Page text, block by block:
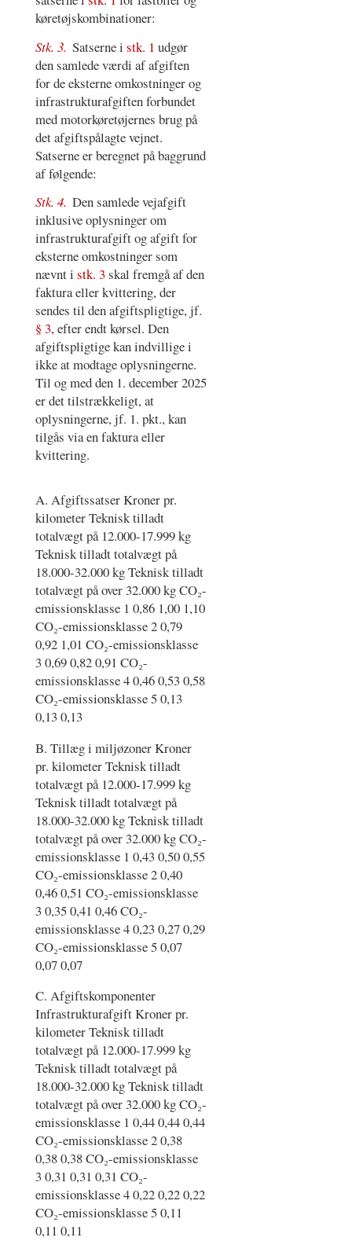
køretøjskombinationer:
Stk. 3. Satserne istk. 1 udgør
den samlede værdi af afgiften
for de eksterne omkostninger og
infrastrukturafgiften forbundet
med motorkøretøjernes brug på
det afgiftspålagte vejnet.
Satserne er beregnet på baggrund
af følgende:
Stk. 4. Den samlede vejafgift
inklusive oplysninger om
infrastrukturafgift og afgift for
eksterne omkostninger som
nævnt i stk. 3skal fremgå af den
faktura eller kvittering, der
sendes til den afgiftspligtige, jf.
§ 3, efter endt kørsel. Den
afgiftspligtige kan indvillige i
ikke at modtage oplysningerne.
Til og med den 1. december 2025
er det tilstrækkeligt, at
oplysningerne, jf. 1. pkt., kan
tilgås via en faktura eller
kvittering.
A. Afgiftssatser Kroner pr.
kilometer Teknisk tilladt
totalvægt på 12.000-17.999 kg
Teknisk tilladt totalvægt på
18.000-32.000 kg Teknisk tilladt
totalvægt på over 32.000 kg CO₂-
emissionsklasse 1 0,86 1,00 1,10
CO₂-emissionsklasse 2 0,79
0,92 1,01 CO₂-emissionsklasse
3 0,69 0,82 0,91 CO₂-
emissionsklasse 4 0,46 0,53 0,58
CO₂-emissionsklasse 5 0,13
0,13 0,13
B. Tillæg i miljøzoner Kroner
pr. kilometer Teknisk tilladt
totalvægt på 12.000-17.999 kg
Teknisk tilladt totalvægt på
18.000-32.000 kg Teknisk tilladt
totalvægt på over 32.000 kg CO₂-
emissionsklasse 1 0,43 0,50 0,55
CO₂-emissionsklasse 2 0,40
0,46 0,51 CO₂-emissionsklasse
3 0,35 0,41 0,46 CO₂-
emissionsklasse 4 0,23 0,27 0,29
CO₂-emissionsklasse 5 0,07
0,07 0,07
C. Afgiftskomponenter
Infrastrukturafgift Kroner pr.
kilometer Teknisk tilladt
totalvægt på 12.000-17.999 kg
Teknisk tilladt totalvægt på
18.000-32.000 kg Teknisk tilladt
totalvægt på over 32.000 kg CO₂-
emissionsklasse 1 0,44 0,44 0,44
CO₂-emissionsklasse 2 0,38
0,38 0,38 CO₂-emissionsklasse
3 0,31 0,31 0,31 CO₂-
emissionsklasse 4 0,22 0,22 0,22
CO₂-emissionsklasse 5 0,11
0,11 0,11